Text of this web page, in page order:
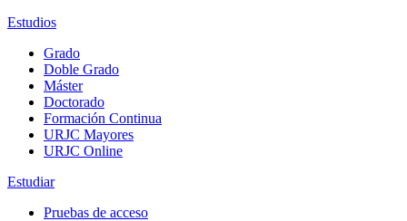
Estudios
Grado
Doble Grado
Máster
Doctorado
Formación Continua
URJC Mayores
URJC Online
Estudiar
Pruebas de acceso